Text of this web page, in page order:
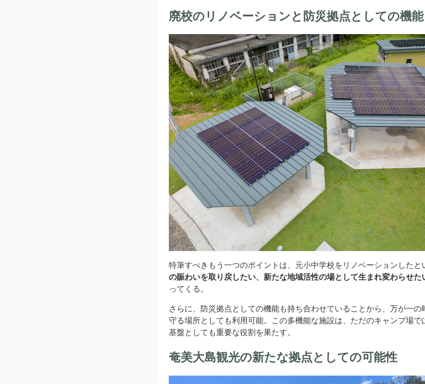
廃校のリノベーションと防災拠点としての機能
特筆すべきもう一つのポイントは、元小中学校をリノベーションしたと
の賑わいを取り戻したい、新たな地域活性の場として生まれ変わらせた
ってくる。
さらに、防災拠点としての機能も持ち合わせていることから、万が一の
守る場所としても利用可能。この多機能な施設は、ただのキャンプ場で
基盤としても重要な役割を果たす。
奄美大島観光の新たな拠点としての可能性